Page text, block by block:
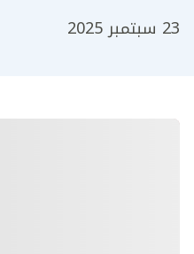
23 سبتمبر 2025